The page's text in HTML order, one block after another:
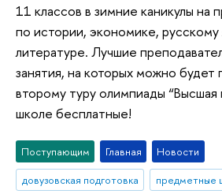
11 классов в зимние каникулы на
по истории, экономике, русскому
литературе. Лучшие
занятия, на которых можно будет
второму туру олимпиады “Высшая
школе бесплатные!
Поступающим Главная
Новости
довузовская подготовка
предметные